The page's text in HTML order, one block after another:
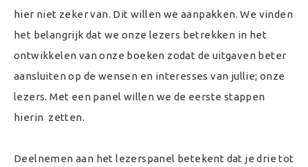
hier niet zeker van. Dit willen we aanpakken. We vinden
het belangrijk dat we onze lezers betrekken in het
ontwikkelen van onze boeken zodat de uitgaven beter
aansluiten op de wensen en interesses van jullie; onze
lezers. Met een panel willen we de eerste stappen
hierin zetten.
Deelnemen aan het lezerspanel betekent dat je drie tot